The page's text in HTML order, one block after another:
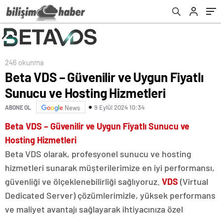
246 okunma
Beta VDS – Güvenilir ve Uygun Fiyatlı
Sunucu ve Hosting Hizmetleri
ABONE OL News 9 Eylül 2024 10:34
Beta VDS – Güvenilir ve Uygun Fiyatlı Sunucu ve
Hosting Hizmetleri
Beta VDS olarak, profesyonel sunucu ve hosting
hizmetleri sunarak müşterilerimize en iyi performansı,
güvenliği ve ölçeklenebilirliği sağlıyoruz. VDS (Virtual
Dedicated Server) çözümlerimizle, yüksek performans
ve maliyet avantajı sağlayarak ihtiyacınıza özel